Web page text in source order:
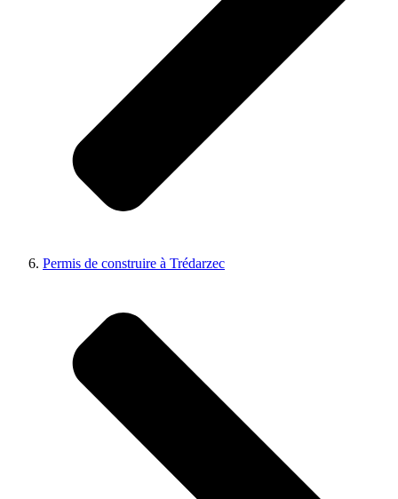
Permis de construire à Trédarzec